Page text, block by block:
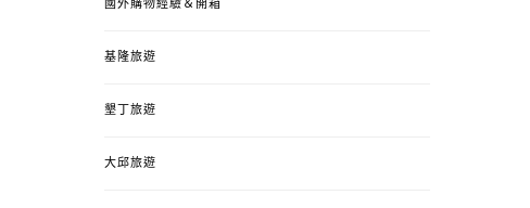
國外購物經驗＆開箱
基隆旅遊
墾丁旅遊
大邱旅遊